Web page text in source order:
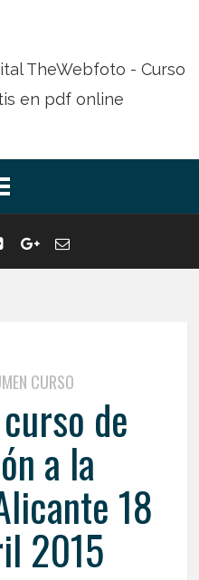
CURSO
de
a la
18
2015